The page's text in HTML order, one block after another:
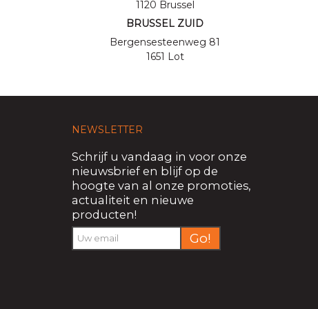
1120 Brussel
BRUSSEL ZUID
Bergensesteenweg 81
1651 Lot
NEWSLETTER
Schrijf u vandaag in voor onze
nieuwsbrief en blijf op de
hoogte van al onze promoties,
actualiteit en nieuwe
producten!
Go!